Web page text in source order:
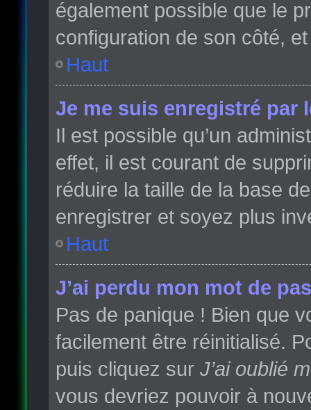
également possible que le
configuration de son côté,
Haut
Je me suis enregistré par
Il est possible qu’un
effet, il est courant de
réduire la taille de la base
enregistrer et soyez plus
Haut
J’ai perdu mon mot de
Pas de panique ! Bien que
facilement être réinitialisé.
puis cliquez sur J’ai oublié
vous devriez pouvoir à